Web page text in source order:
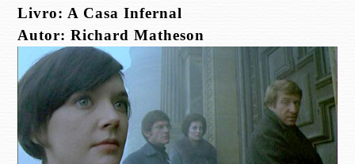
Livro: A Casa Infernal
Autor: Richard Matheson